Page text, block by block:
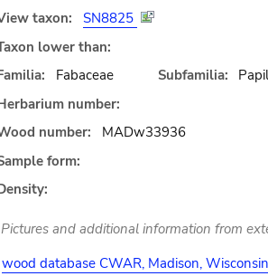
taxon:
SN8825
lower than:
Fabaceae Subfamilia:
number:
number:
MADw33936
form:
Pictures and additional information from
wood database CWAR, Madison,